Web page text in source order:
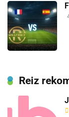
Reiz